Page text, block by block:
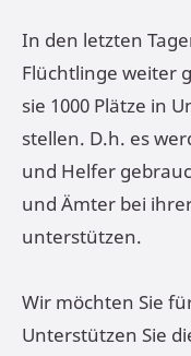
In den letzten
Flüchtlinge weiter
sie 1000 Plätze in
stellen. D.h. es
und Helfer
und Ämter bei
unterstützen.
Wir möchten Sie
Unterstützen Sie